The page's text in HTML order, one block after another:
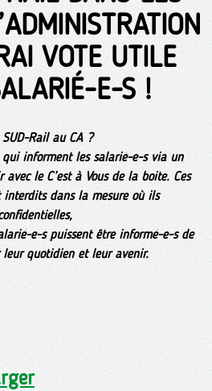
VOTE UTILE
E-S !
Rail au CA ?
qui informent les salarié-e-s via un
le C’est à Vous de la boite. Ces
dans la mesure où ils
e-s puissent être informé-e-s de
quotidien et leur avenir.